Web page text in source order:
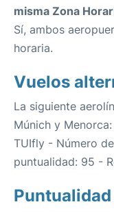
misma Zona
Sí, ambos
horaria.
Vuelos
La siguiente
Múnich y Menorca:
TUIfly - Número
puntualidad: 95 -